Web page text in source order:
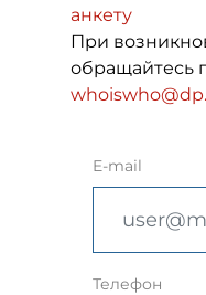
анкету
При
обращайтесь
E-mail
Телефон